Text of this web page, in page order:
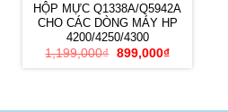
HỘP MỰC Q1338A/Q5942A
CHO CÁC DÒNG MÁY HP
4200/4250/4300
1,199,000₫ Giá
899,000₫Giá